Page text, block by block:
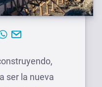
ser la nueva